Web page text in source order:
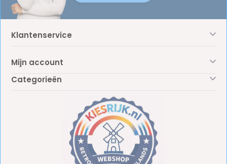
Klantenservice
Mijn account
Categorieën